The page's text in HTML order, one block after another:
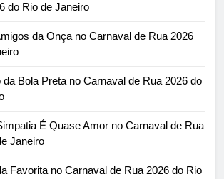
do Rio de Janeiro
da Onça no Carnaval de Rua 2026
da Bola Preta no Carnaval de Rua 2026 do
É Quase Amor no Carnaval de Rua
Janeiro
Favorita no Carnaval de Rua 2026 do Rio